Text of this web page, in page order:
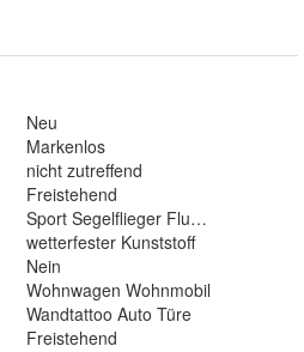
Neu
Markenlos
nicht zutreffend
Freistehend
Sport Segelflieger Flugzeug
wetterfester Kunststoff
Nein
Wohnwagen Wohnmobil
Wandtattoo Auto Türe
Freistehend